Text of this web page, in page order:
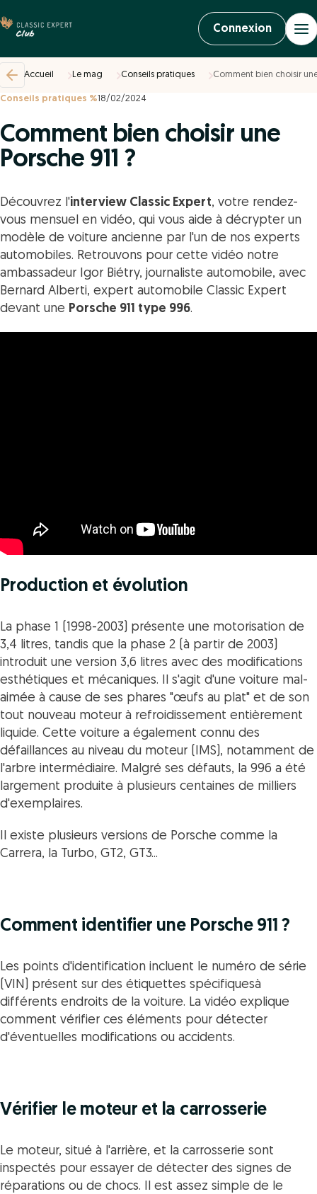
Connexion
Accueil Le mag Conseils pratiques Comment bien choisir une
Conseils pratiques %18/02/2024
Comment bien choisir une
Porsche 911 ?
Découvrez l'interview Classic Expert, votre rendez-
vous mensuel en vidéo, qui vous aide à décrypter un
modèle de voiture ancienne par l'un de nos experts
automobiles. Retrouvons pour cette vidéo notre
ambassadeur Igor Biétry, journaliste automobile, avec
Bernard Alberti, expert automobile Classic Expert
devant une Porsche 911 type 996.
Production et évolution
La phase 1 (1998-2003) présente une motorisation de
3,4 litres, tandis que la phase 2 (à partir de 2003)
introduit une version 3,6 litres avec des modifications
esthétiques et mécaniques. Il s'agit d'une voiture mal-
aimée à cause de ses phares "œufs au plat" et de son
tout nouveau moteur à refroidissement entièrement
liquide. Cette voiture a également connu des
défaillances au niveau du moteur (IMS), notamment de
l'arbre intermédiaire. Malgré ses défauts, la 996 a été
largement produite à plusieurs centaines de milliers
d'exemplaires.
Il existe plusieurs versions de Porsche comme la
Carrera, la Turbo, GT2, GT3...
Comment identifier une Porsche 911 ?
Les points d'identification incluent le numéro de série
(VIN) présent sur des étiquettes spécifiquesà
différents endroits de la voiture. La vidéo explique
comment vérifier ces éléments pour détecter
d'éventuelles modifications ou accidents.
Vérifier le moteur et la carrosserie
Le moteur, situé à l'arrière, et la carrosserie sont
inspectés pour essayer de détecter des signes de
réparations ou de chocs. Il est assez simple de le